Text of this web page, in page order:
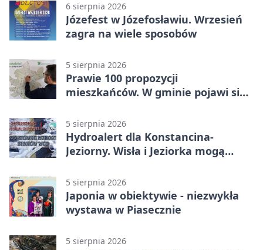
6 sierpnia 2026
Józefest w Józefosławiu. Wrzesień
zagra na wiele sposobów
5 sierpnia 2026
Prawie 100 propozycji
mieszkańców. W gminie pojawi się
5 sierpnia 2026
Hydroalert dla Konstancina-
Jeziorny. Wisła i Jeziorka mogą
5 sierpnia 2026
Japonia w obiektywie - niezwykła
wystawa w Piasecznie
5 sierpnia 2026